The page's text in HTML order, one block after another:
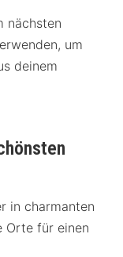
nächsten
um
deinem
in charmanten
Orte für einen